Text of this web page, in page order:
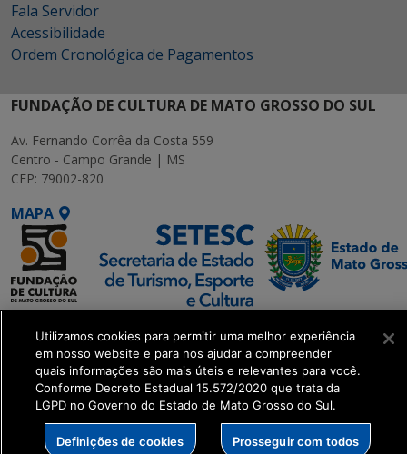
Fala Servidor
Acessibilidade
Ordem Cronológica de Pagamentos
FUNDAÇÃO DE CULTURA DE MATO GROSSO DO SUL
Av. Fernando Corrêa da Costa 559
Centro - Campo Grande | MS
CEP: 79002-820
MAPA
SETDIG | Secretaria-
Executiva de
Transformação Digital
get_footer();
Utilizamos cookies para permitir uma melhor experiência
em nosso website e para nos ajudar a compreender
quais informações são mais úteis e relevantes para você.
Conforme Decreto Estadual 15.572/2020 que trata da
LGPD no Governo do Estado de Mato Grosso do Sul.
Definições de cookies Prosseguir com todos